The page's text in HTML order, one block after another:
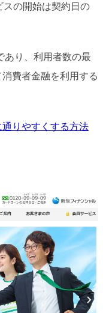
スの開始は契約日の
あり、利用者数の最
費者金融を利用する
りやすくする方法